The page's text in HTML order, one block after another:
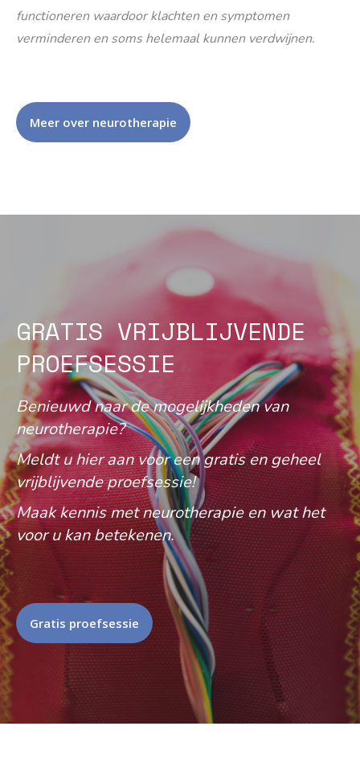
functioneren waardoor klachten en symptomen
verminderen en soms helemaal kunnen verdwijnen.
Meer over neurotherapie
GRATIS VRIJBLIJVENDE
PROEFSESSIE
Benieuwd naar de mogelijkheden van
neurotherapie?
Meldt u hier aan voor een gratis en geheel
vrijblijvende proefsessie!
Maak kennis met neurotherapie en wat het
voor u kan betekenen.
Gratis proefsessie